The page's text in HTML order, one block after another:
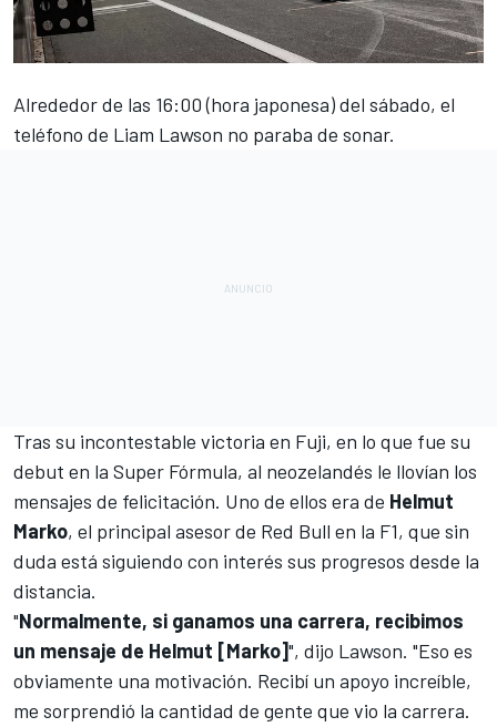
Alrededor de las 16:00 (hora japonesa) del sábado, el
teléfono de Liam Lawson no paraba de sonar.
Tras su incontestable victoria en Fuji, en lo que fue su
debut en la Super Fórmula, al neozelandés le llovían los
mensajes de felicitación. Uno de ellos era de Helmut
Marko, el principal asesor de Red Bull en la F1, que sin
duda está siguiendo con interés sus progresos desde la
distancia.
"Normalmente, si ganamos una carrera, recibimos
un mensaje de Helmut [Marko]", dijo Lawson. "Eso es
obviamente una motivación. Recibí un apoyo increíble,
me sorprendió la cantidad de gente que vio la carrera.